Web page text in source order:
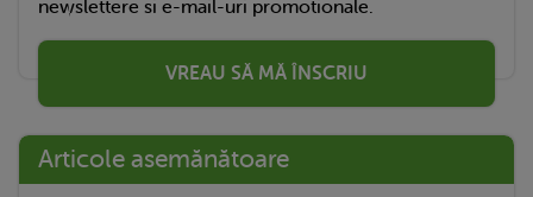
newslettere si e-mail-uri promotionale.
VREAU SĂ MĂ ÎNSCRIU
Articole asemănătoare